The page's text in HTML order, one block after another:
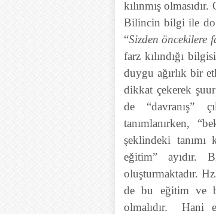
kılınmış
Bilincin bilgi ile
“Sizden öncekilere
farz kılındığı
duygu ağırlık bir
dikkat çekerek
de “davranış”
tanımlanırken,
şeklindeki tanımı
eğitim” ayıdır.
oluşturmaktadır.
de bu eğitim ve
olmalıdır. Hani